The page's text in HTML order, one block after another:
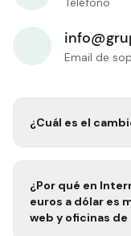
Email de
¿Cuál es el
¿Por qué en Internet el tipo de
euros a dólar es